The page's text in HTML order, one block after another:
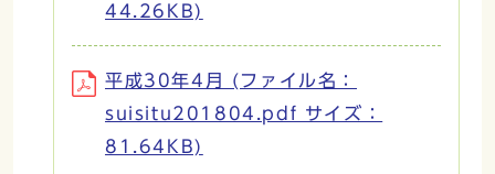
44.26KB)
平成30年4月 (ファイル名：
suisitu201804.pdf サイズ：
81.64KB)